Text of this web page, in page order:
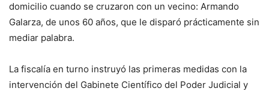
domicilio cuando se cruzaron con un vecino: Armando
Galarza, de unos 60 años, que le disparó prácticamente sin
mediar palabra.
La fiscalía en turno instruyó las primeras medidas con la
intervención del Gabinete Científico del Poder Judicial y